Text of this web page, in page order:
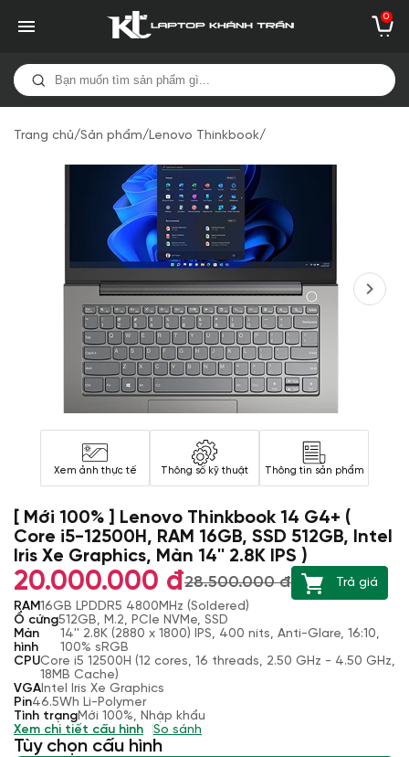
0
Trang chủ/Sản phẩm/Lenovo Thinkbook/
Xem ảnh thực tế Thông số kỹ thuật Thông tin sản phẩm
[ Mới 100% ] Lenovo Thinkbook 14 G4+ (
Core i5-12500H, RAM 16GB, SSD 512GB, Intel
Iris Xe Graphics, Màn 14'' 2.8K IPS )
20.000.000 đ28.500.000 đ
Trả giá
RAM16GB LPDDR5 4800MHz (Soldered)
Ổ cứng512GB, M.2, PCIe NVMe, SSD
Màn
hình
14'' 2.8K (2880 x 1800) IPS, 400 nits, Anti-Glare, 16:10,
100% sRGB
CPUCore i5 12500H (12 cores, 16 threads, 2.50 GHz - 4.50 GHz,
18MB Cache)
VGA Intel Iris Xe Graphics
Pin46.5Wh Li-Polymer
Tình trạngMới 100%, Nhập khẩu
Xem chi tiết cấu hình
So sánh
Tùy chọn cấu hình